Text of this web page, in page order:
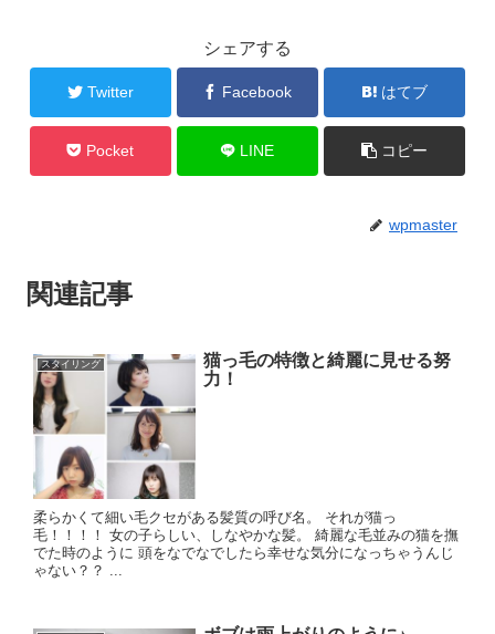
シェアする
Twitter Facebook はてブ
Pocket LINE コピー
wpmaster
関連記事
スタイリング
猫っ毛の特徴と綺麗に見せる努
力！
柔らかくて細い毛クセがある髪質の呼び名。 それが猫っ
毛！！！！ 女の子らしい、しなやかな髪。 綺麗な毛並みの猫を撫
でた時のように 頭をなでなでしたら幸せな気分になっちゃうんじ
ゃない？？ ...